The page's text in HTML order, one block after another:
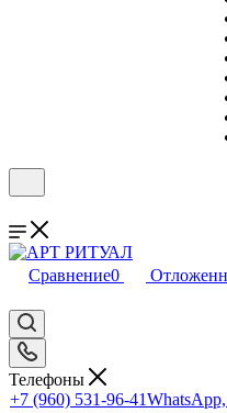
Сравнение0
Телефоны
+7 (960) 531-96-41